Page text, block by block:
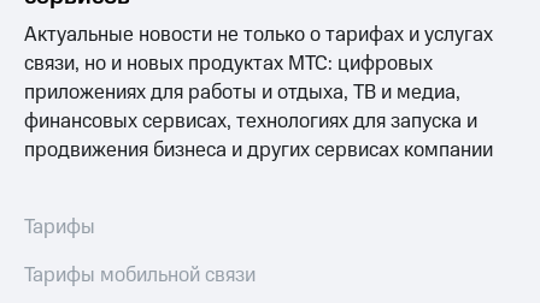
информации
Информация
акционерам
Документы
ПАО
"МТС"
акционера
Актуальные новости не только о тарифах и услугах
связи, но и новых продуктах МТС: цифровых
приложениях для работы и отдыха, ТВ и медиа,
финансовых сервисах, технологиях для запуска и
продвижения бизнеса и других сервисах компании
Тарифы
Тарифы мобильной связи